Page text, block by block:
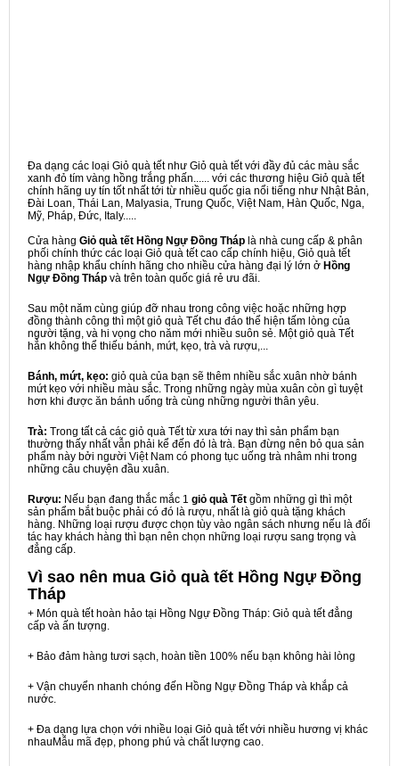
Đa dạng các loại Giỏ quà tết như Giỏ quà tết với đầy đủ các màu sắc
xanh đỏ tím vàng hồng trắng phấn...... với các thương hiệu Giỏ quà tết
chính hãng uy tín tốt nhất tới từ nhiều quốc gia nổi tiếng như Nhật Bản,
Đài Loan, Thái Lan, Malyasia, Trung Quốc, Việt Nam, Hàn Quốc, Nga,
Mỹ, Pháp, Đức, Italy.....
Cửa hàng Giỏ quà tết Hồng Ngự Đồng Tháp là nhà cung cấp & phân
phối chính thức các loại Giỏ quà tết cao cấp chính hiệu, Giỏ quà tết
hàng nhập khẩu chính hãng cho nhiều cửa hàng đại lý lớn ở Hồng
Ngự Đồng Tháp và trên toàn quốc giá rẻ ưu đãi.
Sau một năm cùng giúp đỡ nhau trong công việc hoặc những hợp
đồng thành công thì một giỏ quà Tết chu đáo thể hiện tấm lòng của
người tặng, và hi vọng cho năm mới nhiều suôn sẻ. Một giỏ quà Tết
hẳn không thể thiếu bánh, mứt, kẹo, trà và rượu,...
Bánh, mứt, kẹo: giỏ quà của bạn sẽ thêm nhiều sắc xuân nhờ bánh
mứt kẹo với nhiều màu sắc. Trong những ngày mùa xuân còn gì tuyệt
hơn khi được ăn bánh uống trà cùng những người thân yêu.
Trà: Trong tất cả các giỏ quà Tết từ xưa tới nay thì sản phẩm bạn
thường thấy nhất vẫn phải kể đến đó là trà. Bạn đừng nên bỏ qua sản
phẩm này bởi người Việt Nam có phong tục uống trà nhâm nhi trong
những câu chuyện đầu xuân.
Rượu: Nếu bạn đang thắc mắc 1 giỏ quà Tết gồm những gì thì một
sản phẩm bắt buộc phải có đó là rượu, nhất là giỏ quà tặng khách
hàng. Những loại rượu được chọn tùy vào ngân sách nhưng nếu là đối
tác hay khách hàng thì bạn nên chọn những loại rượu sang trọng và
đẳng cấp.
Vì sao nên mua Giỏ quà tết Hồng Ngự Đồng
Tháp
+ Món quà tết hoàn hảo tại Hồng Ngự Đồng Tháp: Giỏ quà tết đẳng
cấp và ấn tượng.
+ Bảo đảm hàng tươi sạch, hoàn tiền 100% nếu bạn không hài lòng
+ Vận chuyển nhanh chóng đến Hồng Ngự Đồng Tháp và khắp cả
nước.
+ Đa dạng lựa chọn với nhiều loại Giỏ quà tết với nhiều hương vị khác
nhauMẫu mã đẹp, phong phú và chất lượng cao.